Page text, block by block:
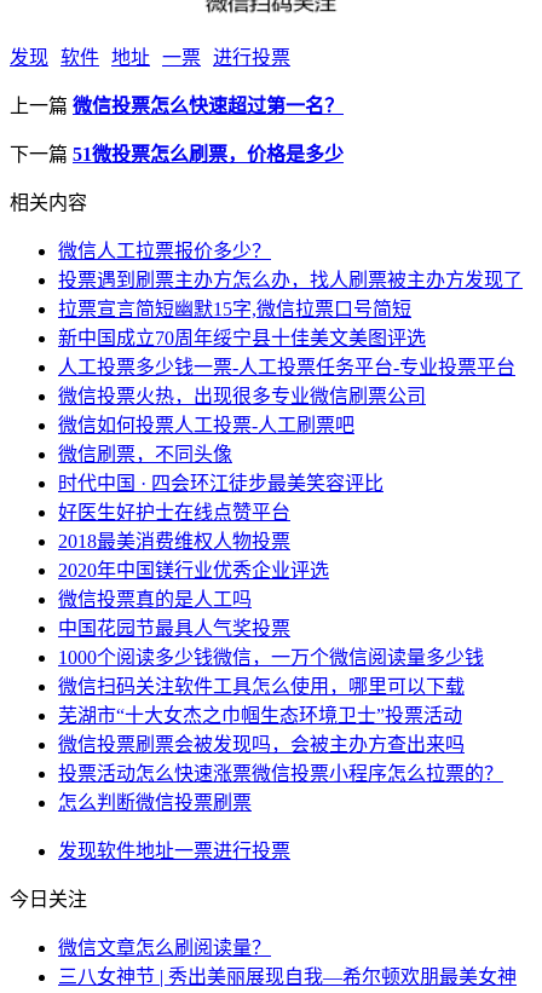
发现 软件 地址 一票 进行投票
上一篇 微信投票怎么快速超过第一名？
下一篇 51微投票怎么刷票，价格是多少
相关内容
微信人工拉票报价多少？
投票遇到刷票主办方怎么办，找人刷票被主办方发现了
拉票宣言简短幽默15字,微信拉票口号简短
新中国成立70周年绥宁县十佳美文美图评选
人工投票多少钱一票-人工投票任务平台-专业投票平台
微信投票火热，出现很多专业微信刷票公司
微信如何投票人工投票-人工刷票吧
微信刷票，不同头像
时代中国 · 四会环江徒步最美笑容评比
好医生好护士在线点赞平台
2018最美消费维权人物投票
2020年中国镁行业优秀企业评选
微信投票真的是人工吗
中国花园节最具人气奖投票
1000个阅读多少钱微信，一万个微信阅读量多少钱
微信扫码关注软件工具怎么使用，哪里可以下载
芜湖市“十大女杰之巾帼生态环境卫士”投票活动
微信投票刷票会被发现吗，会被主办方查出来吗
投票活动怎么快速涨票微信投票小程序怎么拉票的？
怎么判断微信投票刷票
发现软件地址一票进行投票
今日关注
微信文章怎么刷阅读量？
三八女神节 | 秀出美丽展现自我—希尔顿欢朋最美女神